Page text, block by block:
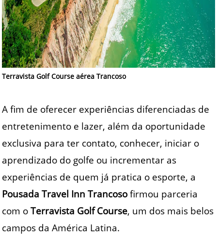
Terravista Golf Course aérea Trancoso
A fim de oferecer experiências diferenciadas de
entretenimento e lazer, além da oportunidade
exclusiva para ter contato, conhecer, iniciar o
aprendizado do golfe ou incrementar as
experiências de quem já pratica o esporte, a
Pousada Travel Inn Trancosofirmou parceria
com oTerravista Golf Course, um dos mais belos
campos da América Latina.